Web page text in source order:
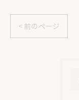
< 前のページ